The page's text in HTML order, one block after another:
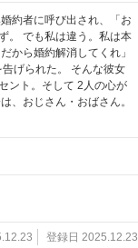
約者に呼び出され、「お
。 でも私は違う。私は本
から婚約解消してくれ」
げられた。 そんな彼女
ント。そして 2人の心が
、おじさん・おばさん。
登録日 2025.12.23